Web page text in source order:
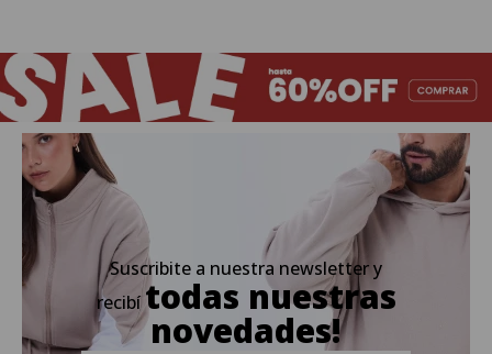
Suscribite a nuestra newsletter y
recibí todas nuestras
novedades!